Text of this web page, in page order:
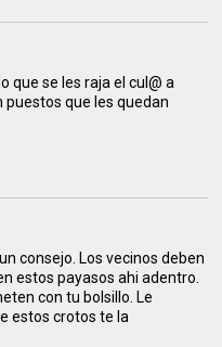
que se les raja el cul@ a
que les quedan
consejo. Los vecinos deben
estos payasos ahi adentro.
con tu bolsillo. Le
estos crotos te la